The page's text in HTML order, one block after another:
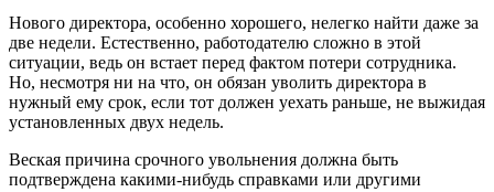
Нового директора, особенно хорошего, нелегко найти даже за
две недели. Естественно, работодателю сложно в этой
ситуации, ведь он встает перед фактом потери сотрудника.
Но, несмотря ни на что, он обязан уволить директора в
нужный ему срок, если тот должен уехать раньше, не выжидая
установленных двух недель.
Веская причина срочного увольнения должна быть
подтверждена какими-нибудь справками или другими